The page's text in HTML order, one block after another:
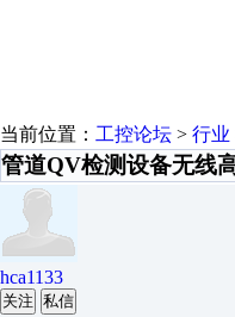
当前位置： 工控论坛 > 行业
管道QV检测设备无线
hca1133
关注 私信